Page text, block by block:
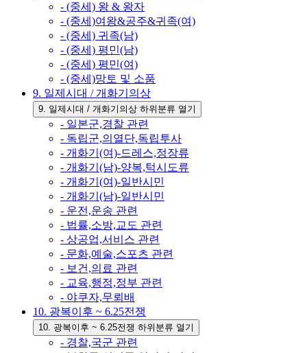
- (중세) 왕 & 왕자
- (중세)여왕&공주&귀족(여)
- (중세) 귀족(남)
- (중세) 평민(남)
- (중세) 평민(여)
- (중세)망토 및 소품
9. 일제시대 / 개화기의상
9. 일제시대 / 개화기의상 하위분류 열기
- 일본군,경찰 관련
- 독립군,의열단,독립투사
- 개화기(여)-드레스,정장류
- 개화기(남)-양복,턱시도류
- 개화기(여)-일반시민
- 개화기(남)-일반시민
- 운전,운송 관련
- 법률,소방,교도 관련
- 상공업,서비스 관련
- 문화,예술,스포츠 관련
- 보건,의료 관련
- 교육,행정,정부 관련
- 야쿠자,무뢰배
10. 광복이후 ~ 6.25전쟁
10. 광복이후 ~ 6.25전쟁 하위분류 열기
- 경찰,국군 관련